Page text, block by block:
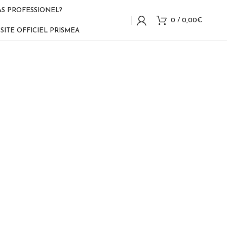
PROFESSIONEL?
OFFICIEL PRISMEA
0/ 0,00€